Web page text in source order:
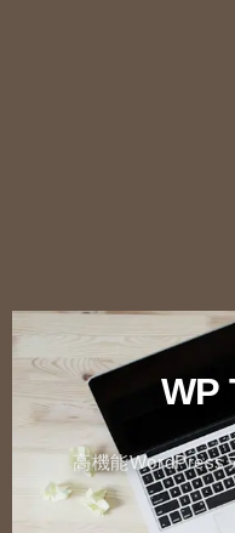
WP
高機能WordPress